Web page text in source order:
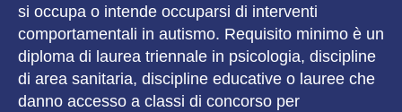
si occupa o intende occuparsi di interventi
comportamentali in autismo. Requisito minimo è un
diploma di laurea triennale in psicologia, discipline
di area sanitaria, discipline educative o lauree che
danno accesso a classi di concorso per